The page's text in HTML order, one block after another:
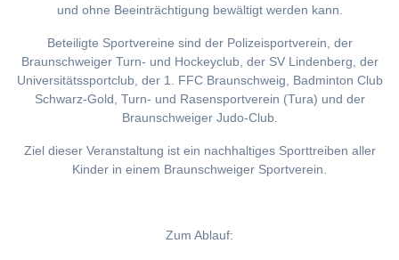
und ohne Beeinträchtigung bewältigt werden kann.
Beteiligte Sportvereine sind der Polizeisportverein, der
Braunschweiger Turn- und Hockeyclub, der SV Lindenberg, der
Universitätssportclub, der 1. FFC Braunschweig, Badminton Club
Schwarz-Gold, Turn- und Rasensportverein (Tura) und der
Braunschweiger Judo-Club.
Ziel dieser Veranstaltung ist ein nachhaltiges Sporttreiben aller
Kinder in einem Braunschweiger Sportverein.
Zum Ablauf: